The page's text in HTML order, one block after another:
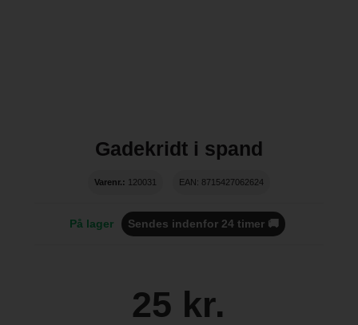
Gadekridt i spand
Varenr.: 120031 EAN: 8715427062624
På lager Sendes indenfor 24 timer 🚚
25 kr.